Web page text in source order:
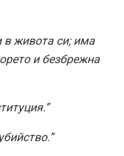
в живота си; има
и безбрежна